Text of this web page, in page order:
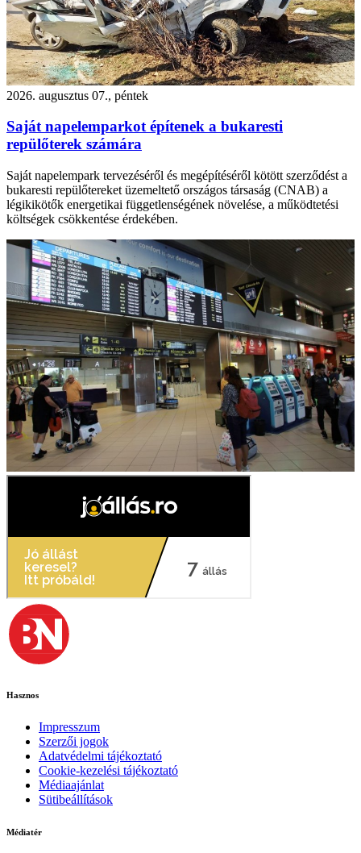
2026. augusztus 07., péntek
Saját napelemparkot építenek a bukaresti
repülőterek számára
Saját napelempark tervezéséről és megépítéséről kötött szerződést a
bukaresti repülőtereket üzemeltető országos társaság (CNAB) a
légikikötők energetikai függetlenségének növelése, a működtetési
költségek csökkentése érdekében.
Hasznos
Impresszum
Szerzői jogok
Adatvédelmi tájékoztató
Cookie-kezelési tájékoztató
Médiaajánlat
Sütibeállítások
Médiatér